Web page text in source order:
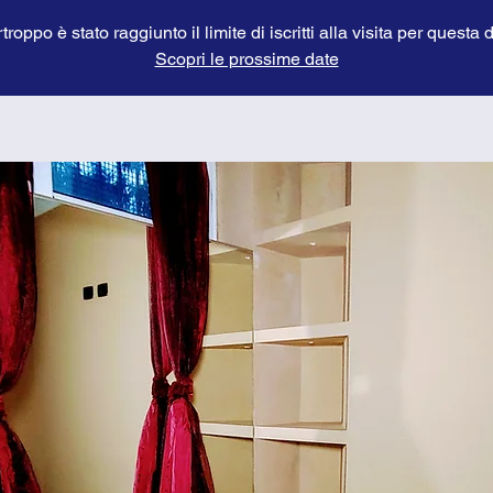
è stato raggiunto il limite di iscritti alla visita per questa
Scopri le prossime date